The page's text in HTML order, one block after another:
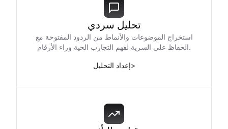
تحليل سردي
استخراج الموضوعات والأنماط من الردود المفتوحة مع
الحفاظ على السرية لفهم التجارب الحية وراء الأرقام.
إعداد التحليل>